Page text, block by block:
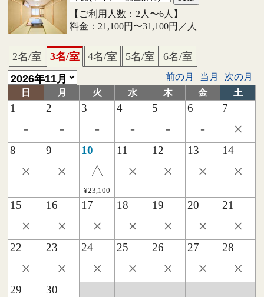
【ご利用人数：2人〜6人】
料金：21,100円〜31,100円／人
2名/室 3名/室 4名/室 5名/室 6名/室
前の月 当月
次の月
日
月 火 水 木 金 土
1
-
2
-
3
-
4
-
5
-
6
-
7
×
8
×
9
×
10
△
¥23,100
11
×
12
×
13
×
14
×
15
×
16
×
17
×
18
×
19
×
20
×
21
×
22
×
23
×
24
×
25
×
26
×
27
×
28
×
29 30